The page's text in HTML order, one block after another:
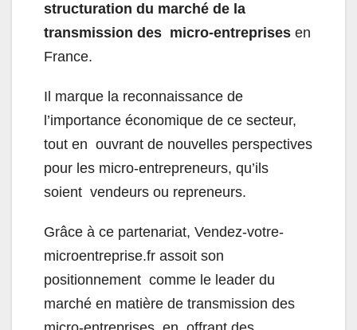
structuration du marché de la
transmission des micro-entreprises en
France.
Il marque la reconnaissance de
l’importance économique de ce secteur,
tout en ouvrant de nouvelles perspectives
pour les micro-entrepreneurs, qu’ils
soient vendeurs ou repreneurs.
Grâce à ce partenariat, Vendez-votre-
microentreprise.fr assoit son
positionnement comme le leader du
marché en matière de transmission des